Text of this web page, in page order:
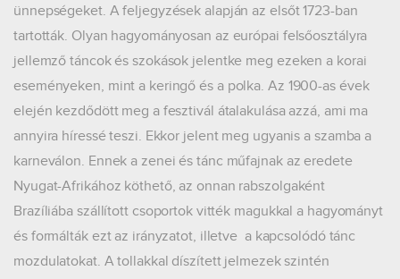
ünnepségeket. A feljegyzések alapján az elsőt 1723-ban
tartották. Olyan hagyományosan az európai felsőosztályra
jellemző táncok és szokások jelentke meg ezeken a korai
eseményeken, mint a keringő és a polka. Az 1900-as évek
elején kezdődött meg a fesztivál átalakulása azzá, ami ma
annyira híressé teszi. Ekkor jelent meg ugyanis a szamba a
karneválon. Ennek a zenei és tánc műfajnak az eredete
Nyugat-Afrikához köthető, az onnan rabszolgaként
Brazíliába szállított csoportok vitték magukkal a hagyományt
és formálták ezt az irányzatot, illetve a kapcsolódó tánc
mozdulatokat. A tollakkal díszített jelmezek szintén